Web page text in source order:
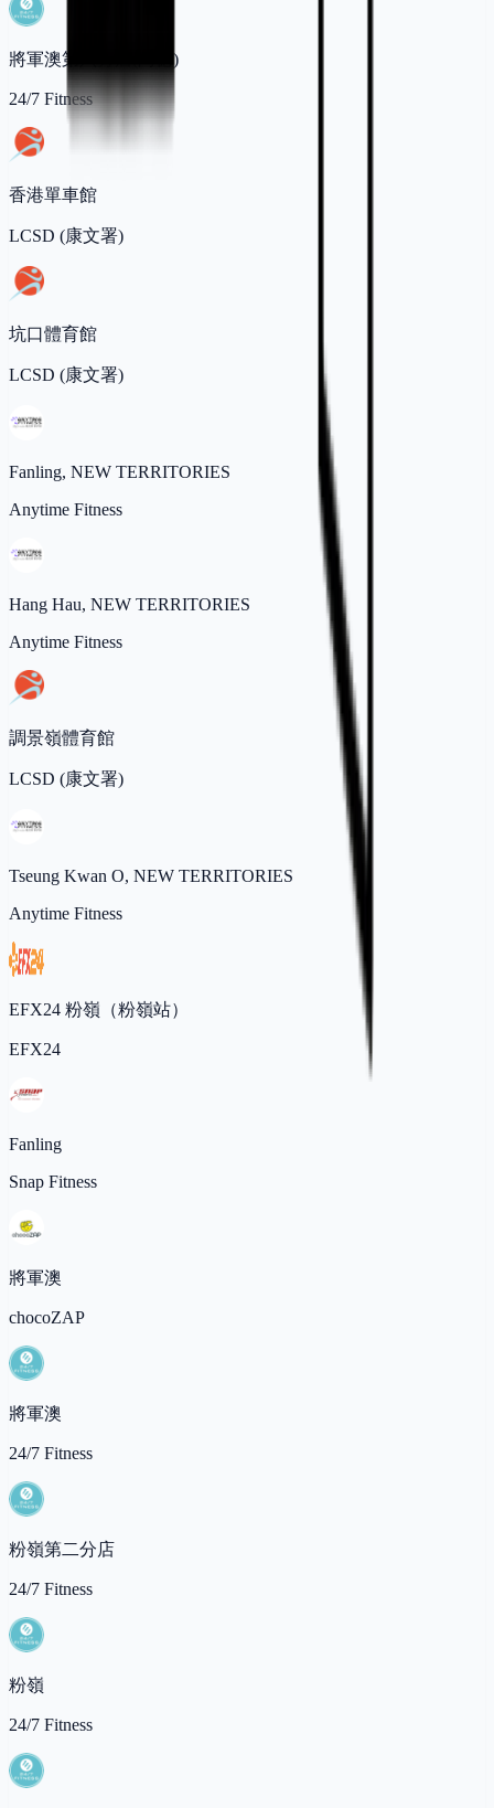
將軍澳第六分店(尚德)
24/7 Fitness
香港單車館
LCSD (康文署)
坑口體育館
LCSD (康文署)
Fanling, NEW TERRITORIES
Anytime Fitness
Hang Hau, NEW TERRITORIES
Anytime Fitness
調景嶺體育館
LCSD (康文署)
Tseung Kwan O, NEW TERRITORIES
Anytime Fitness
EFX24 粉嶺（粉嶺站）
EFX24
Fanling
Snap Fitness
將軍澳
chocoZAP
將軍澳
24/7 Fitness
粉嶺第二分店
24/7 Fitness
粉嶺
24/7 Fitness